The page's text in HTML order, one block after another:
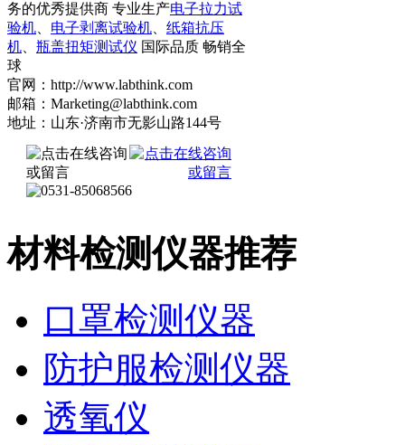
务的优秀提供商 专业生产电子拉力试
验机
电子剥离试验机
纸箱抗压
机
瓶盖扭矩测试仪 国际品质 畅销全
球
官网：http://www.labthink.com
邮箱：Marketing@labthink.com
地址：山东·济南市无影山路144号
材料检测仪器推荐
口罩检测仪器
防护服检测仪器
透氧仪